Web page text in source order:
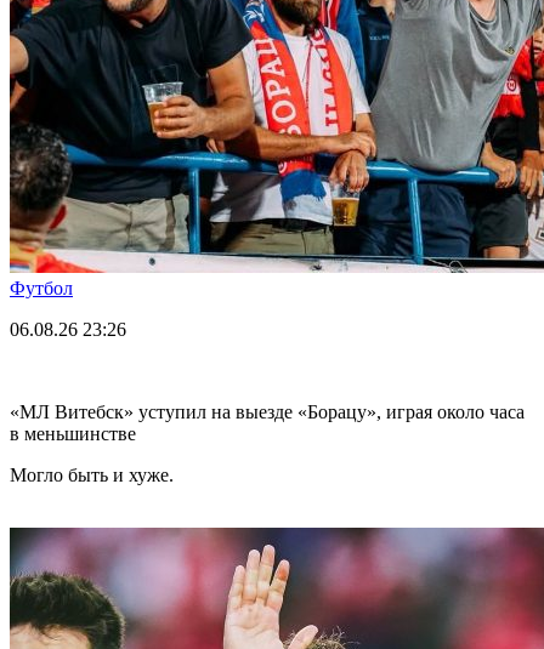
Футбол
06.08.26 23:26
«МЛ Витебск» уступил на выезде «Борацу», играя около часа
в меньшинстве
Могло быть и хуже.